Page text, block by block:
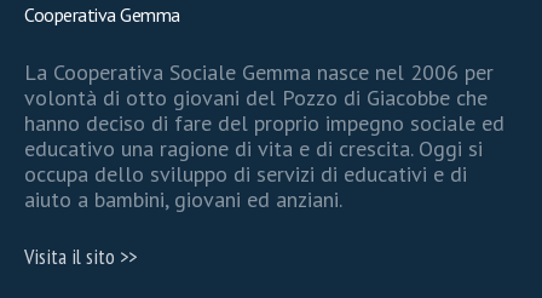
Cooperativa Gemma
La Cooperativa Sociale Gemma nasce nel 2006 per
volontà di otto giovani del Pozzo di Giacobbe che
hanno deciso di fare del proprio impegno sociale ed
educativo una ragione di vita e di crescita. Oggi si
occupa dello sviluppo di servizi di educativi e di
aiuto a bambini, giovani ed anziani.
Visita il sito >>